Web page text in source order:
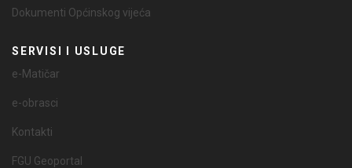
Dokumenti Općinskog vijeća
SERVISI I USLUGE
e-Matičar
e-obrasci
Kontakti
FGU Geoportal